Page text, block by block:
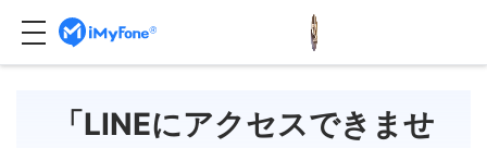
「LINEにアクセスできませ